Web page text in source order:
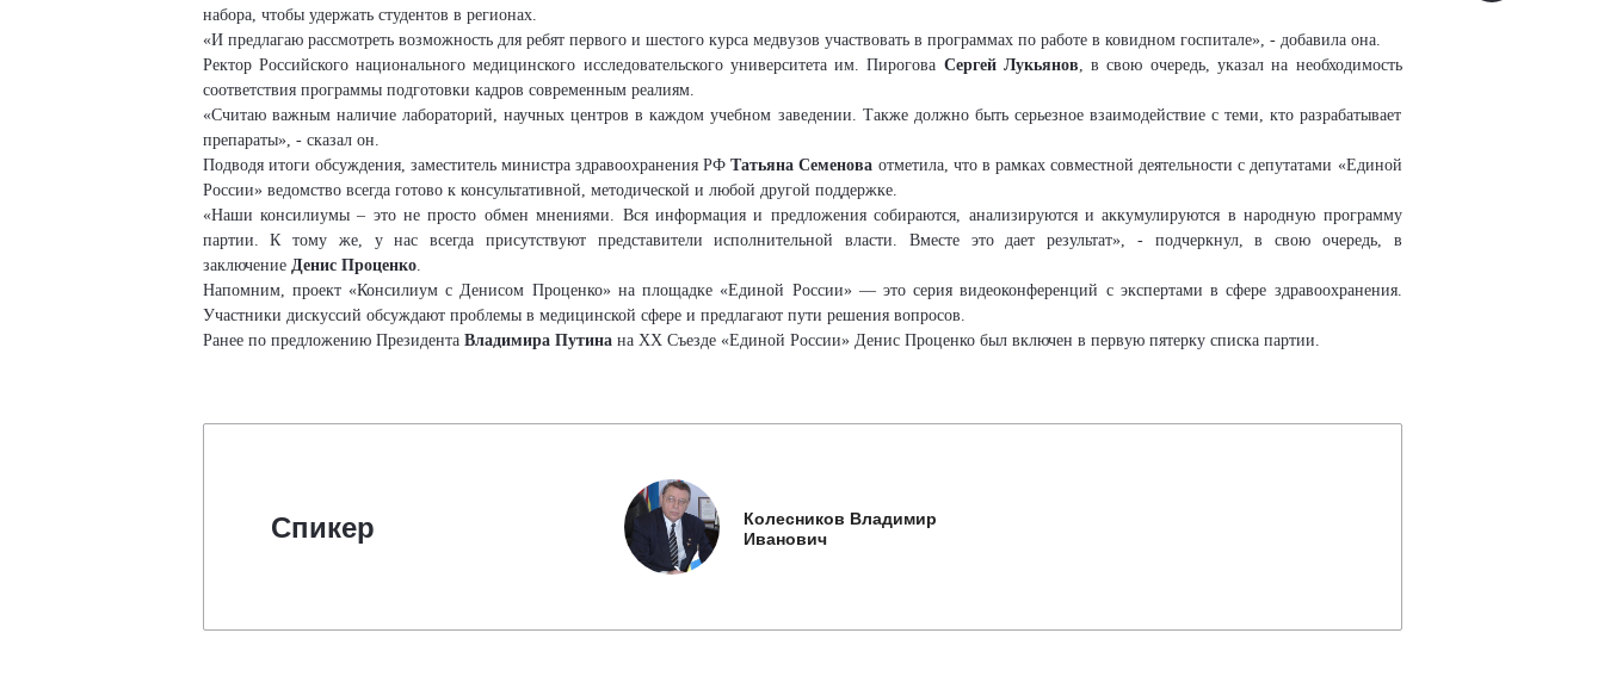
набора, чтобы удержать студентов в регионах.
«И предлагаю рассмотреть возможность для ребят первого и шестого курса медвузов участвовать в программах по работе в ковидномгоспитале», - добавила она.
Ректор Российского национального медицинского исследовательского университета им. Пирогова Сергей Лукьянов, в свою очередь, указал на необходимость
соответствия программы подготовки кадров современным реалиям.
«Считаю важным наличие лабораторий, научных центров в каждом учебном заведении. Также должно быть серьезное взаимодействие с теми, кто разрабатывает
препараты», - сказал он.
Подводя итоги обсуждения, заместитель министра здравоохранения РФТатьяна Семенова отметила, что в рамках совместной деятельности с депутатами «Единой
России» ведомство всегда готово к консультативной, методической и любой другой поддержке.
«Наши консилиумы – это не просто обмен мнениями. Вся информация и предложения собираются, анализируются и аккумулируются в народную программу
партии. К тому же, у нас всегда присутствуют представители исполнительной власти. Вместе это дает результат», - подчеркнул, в свою очередь, в
заключение Денис Проценко.
Напомним, проект «Консилиум с Денисом Проценко» на площадке «Единой России» — это серия видеоконференций с экспертами в сфере здравоохранения.
Участники дискуссий обсуждают проблемы в медицинской сфере и предлагают пути решения вопросов.
Ранее по предложению Президента Владимира Путинана XX Съезде «Единой России» Денис Проценко был включен в первую пятерку списка партии.
Спикер
Колесников Владимир
Иванович